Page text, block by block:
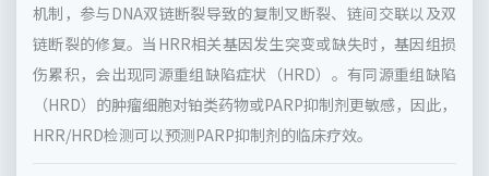
机制，参与DNA双链断裂导致的复制叉断裂、链间交联以及双
链断裂的修复。当HRR相关基因发生突变或缺失时，基因组损
伤累积，会出现同源重组缺陷症状（HRD）。有同源重组缺陷
（HRD）的肿瘤细胞对铂类药物或PARP抑制剂更敏感，因此，
HRR/HRD检测可以预测PARP抑制剂的临床疗效。